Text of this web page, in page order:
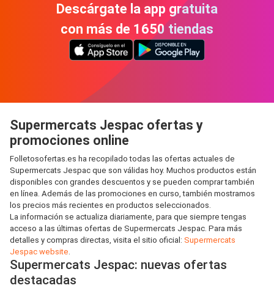
Descárgate la app gratuita
con más de 1650 tiendas
Supermercats Jespac ofertas y
promociones online
Folletosofertas.es ha recopilado todas las ofertas actuales de
Supermercats Jespac que son válidas hoy. Muchos productos están
disponibles con grandes descuentos y se pueden comprar también
en línea. Además de las promociones en curso, también mostramos
los precios más recientes en productos seleccionados.
La información se actualiza diariamente, para que siempre tengas
acceso a las últimas ofertas de Supermercats Jespac. Para más
detalles y compras directas, visita el sitio oficial: Supermercats
Jespac website.
Supermercats Jespac: nuevas ofertas
destacadas